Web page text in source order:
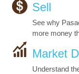
Sell
See why
more money
Market
Understand